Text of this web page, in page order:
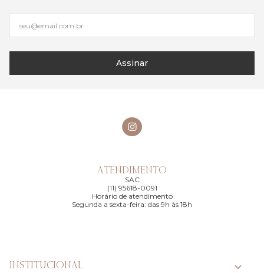
Assinar
ATENDIMENTO
SAC
(11) 95618-0091
Horário de atendimento
Segunda a sexta-feira: das 9h às 18h
INSTITUCIONAL